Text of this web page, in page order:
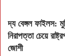
দ্য বেঙ্গল ফাইলস:
নিরাপত্তা চেয়ে
জোশী